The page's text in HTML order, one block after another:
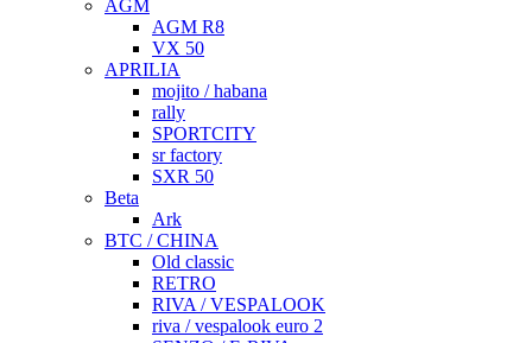
AGM
AGM R8
VX 50
APRILIA
mojito / habana
rally
SPORTCITY
sr factory
SXR 50
Beta
Ark
BTC / CHINA
Old classic
RETRO
RIVA / VESPALOOK
riva / vespalook euro 2